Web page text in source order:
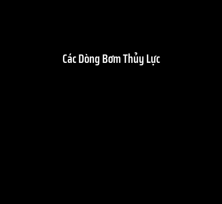
Các Dòng Bơm Thủy Lực